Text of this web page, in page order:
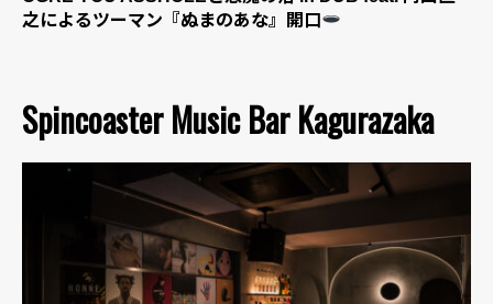
之によるツーマン『ぬまのあな』開口
Spincoaster Music Bar Kagurazaka